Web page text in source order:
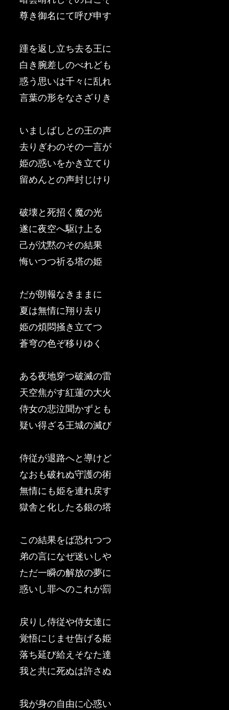
尊き御名にて呼び申す
踵を返し立ち去る王に
白き腕差しのべれども
惑う思いは千々に乱れ
言葉の形をなさざりき
いましばしとの王の声
去りぎわのその一言が
姫の惑いをかき立てり
留めんとの声封じけり
破壊と死招く魔の光
遂に夜空へ駆け上る
己が沈黙のその結果
悔いつつ祈る塔の姫
だが朗報なきままに
夏は無情に翔り去り
姫の煩悶掻き立てつ
蒼穹の色ぞ移りゆく
ある夜地穿つ破滅の雷
天空焦がす紅蓮の大火
侍女の悲泣聞かずとも
疑い得ざる王城の滅び
侍従が退路へと導けど
なおも破れぬ守護の術
無情にも姫を連れ戻す
獄舎と化したる銀の塔
この結果をば恐れつつ
弟の言になぜ迷いしや
ただ一瞬の解放の夢に
惑いし罪へのこれが罰
戻りし侍従や侍女達に
覚悟にじませ告げる姫
落ち延び給えそなた達
我と共に死ぬは許さぬ
我が身の自由に心惑い